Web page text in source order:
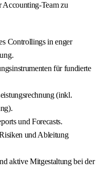
Accounting-Team zu
Controllings in enger
für fundierte
(inkl.
und Forecasts.
und Ableitung
aktive Mitgestaltung bei der